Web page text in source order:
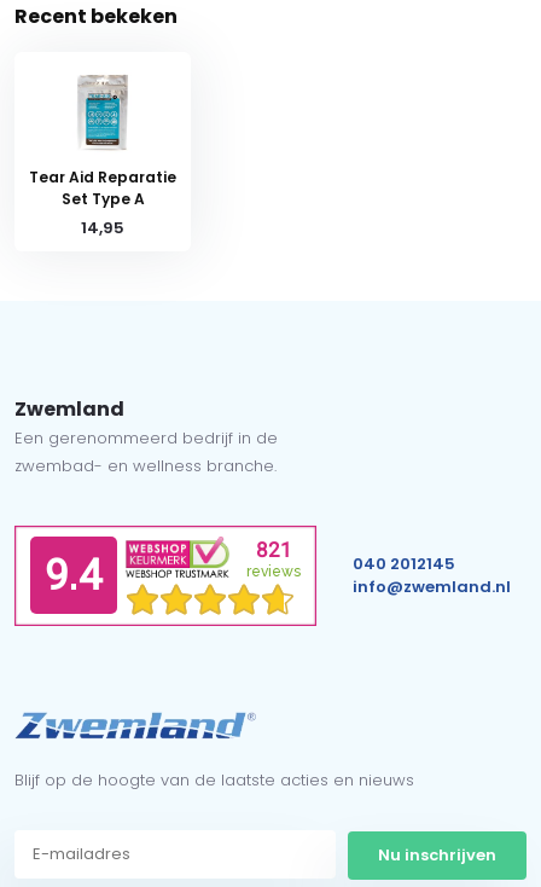
Recent bekeken
Tear Aid Reparatie
Set Type A
14,95
Zwemland
Een gerenommeerd bedrijf in de
zwembad- en wellness branche.
040 2012145
info@zwemland.nl
Blijf op de hoogte van de laatste acties en nieuws
Nu inschrijven